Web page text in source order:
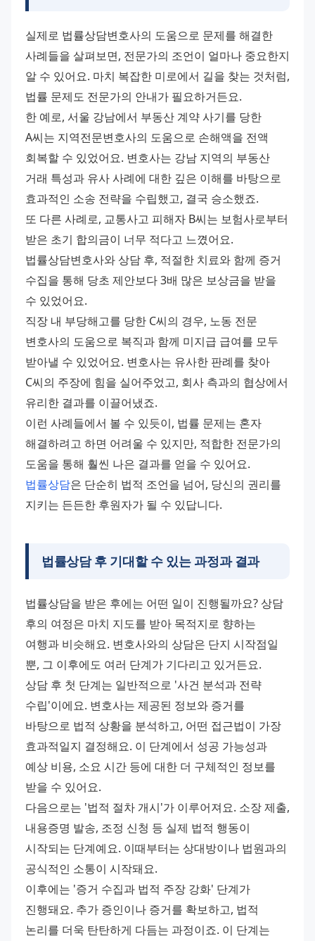
실제로 법률상담변호사의 도움으로 문제를 해결한
사례들을 살펴보면, 전문가의 조언이 얼마나 중요한지
알 수 있어요. 마치 복잡한 미로에서 길을 찾는 것처럼,
법률 문제도 전문가의 안내가 필요하거든요.
한 예로, 서울 강남에서 부동산 계약 사기를 당한
A씨는 지역전문변호사의 도움으로 손해액을 전액
회복할 수 있었어요. 변호사는 강남 지역의 부동산
거래 특성과 유사 사례에 대한 깊은 이해를 바탕으로
효과적인 소송 전략을 수립했고, 결국 승소했죠.
또 다른 사례로, 교통사고 피해자 B씨는 보험사로부터
받은 초기 합의금이 너무 적다고 느꼈어요.
법률상담변호사와 상담 후, 적절한 치료와 함께 증거
수집을 통해 당초 제안보다 3배 많은 보상금을 받을
수 있었어요.
직장 내 부당해고를 당한 C씨의 경우, 노동 전문
변호사의 도움으로 복직과 함께 미지급 급여를 모두
받아낼 수 있었어요. 변호사는 유사한 판례를 찾아
C씨의 주장에 힘을 실어주었고, 회사 측과의 협상에서
유리한 결과를 이끌어냈죠.
이런 사례들에서 볼 수 있듯이, 법률 문제는 혼자
해결하려고 하면 어려울 수 있지만, 적합한 전문가의
법률상담은 단순히 법적 조언을 넘어, 당신의 권리를
지키는 든든한 후원자가 될 수 있답니다.
법률상담 후 기대할 수 있는 과정과 결과
법률상담을 받은 후에는 어떤 일이 진행될까요? 상담
후의 여정은 마치 지도를 받아 목적지로 향하는
여행과 비슷해요. 변호사와의 상담은 단지 시작점일
뿐, 그 이후에도 여러 단계가 기다리고 있거든요.
상담 후 첫 단계는 일반적으로 '사건 분석과 전략
수립'이에요. 변호사는 제공된 정보와 증거를
바탕으로 법적 상황을 분석하고, 어떤 접근법이 가장
효과적일지 결정해요. 이 단계에서 성공 가능성과
예상 비용, 소요 시간 등에 대한 더 구체적인 정보를
받을 수 있어요.
다음으로는 '법적 절차 개시'가 이루어져요. 소장 제출,
내용증명 발송, 조정 신청 등 실제 법적 행동이
시작되는 단계예요. 이때부터는 상대방이나 법원과의
공식적인 소통이 시작돼요.
이후에는 '증거 수집과 법적 주장 강화' 단계가
진행돼요. 추가 증인이나 증거를 확보하고, 법적
논리를 더욱 탄탄하게 다듬는 과정이죠. 이 단계는